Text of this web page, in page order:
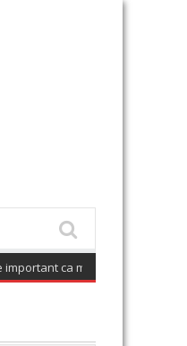
ca măcar o dată la două